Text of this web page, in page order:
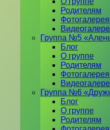
Родителям
Фотогалерея
Группа №5
Блог
О группе
Родителям
Фотогалерея
Группа №6
Блог
О группе
Родителям